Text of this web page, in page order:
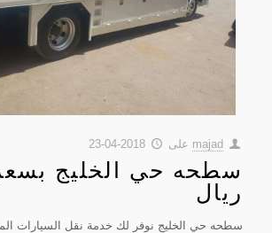
majad على 2018-04-23
ريال
سطحه حي الخليج نوفر لك خدمة نقل السيارات